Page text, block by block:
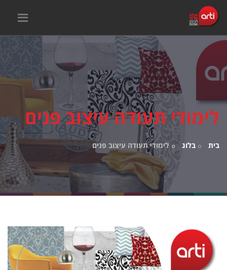
לימודי תעודה עיצוב פנים
בית בלוג לימודי תעודה עיצוב פנים